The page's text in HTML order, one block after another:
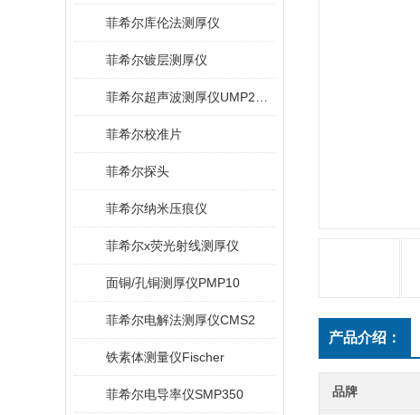
菲希尔库伦法测厚仪
菲希尔镀层测厚仪
菲希尔校准片
菲希尔探头
菲希尔纳米压痕仪
菲希尔x荧光射线测厚仪
面铜/孔铜测厚仪PMP10
菲希尔电解法测厚仪CMS2
铁素体测量仪Fischer
菲希尔电导率仪SMP350
产品介绍：
品牌